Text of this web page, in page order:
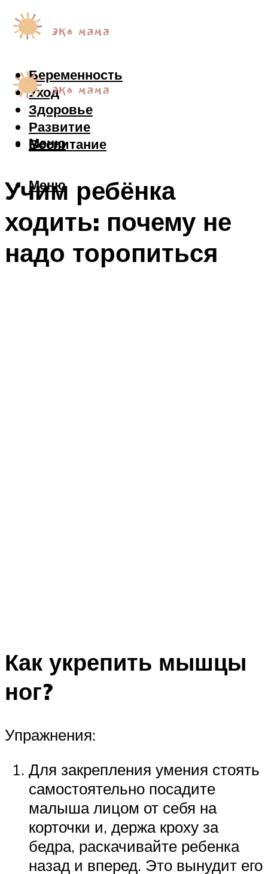
Беременность
Уход
Здоровье
Развитие
Воспитание
Меню
Меню
Учим ребёнка
ходить: почему не
надо торопиться
Как укрепить мышцы
ног?
Упражнения:
Для закрепления умения стоять
самостоятельно посадите
малыша лицом от себя на
корточки и, держа кроху за
бедра, раскачивайте ребенка
назад и вперед. Это вынудит его